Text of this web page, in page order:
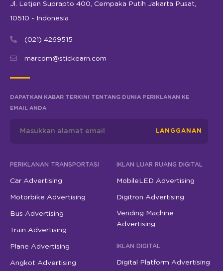
Jl. Letjen Suprapto 400, Cempaka Putih Jakarta Pusat,
10510 - Indonesia
(021) 4269515
marcom@stickearn.com
DAPATKAN KABAR TERKINI TENTANG DUNIA PERIKLANAN KE
EMAIL ANDA
LANGGANAN
PERIKLANAN TRANSPORTASI
Car Advertising
Motorbike Advertising
Bus Advertising
Train Advertising
Plane Advertising
Angkot Advertising
IKLAN LUAR RUANG DIGITAL
MobileLED Advertising
Digitron Advertising
Vending Machine
Advertising
IKLAN DIGITAL
Digital Platform Advertising